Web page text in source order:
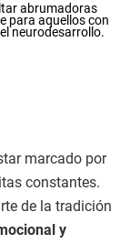
abrumadoras
para aquellos con
neurodesarrollo.
marcado por
constantes.
de la tradición
y